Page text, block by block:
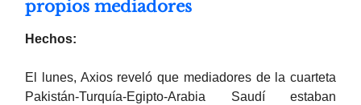
propios mediadores
Hechos:
El lunes, Axios reveló que mediadores de la cuarteta
Pakistán-Turquía-Egipto-Arabia Saudí estaban